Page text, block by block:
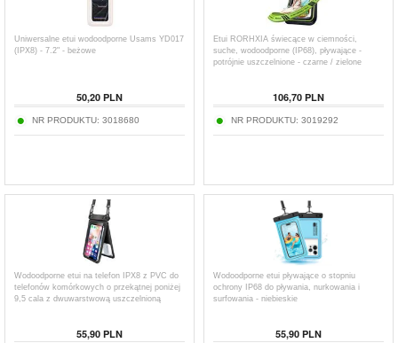
Uniwersalne etui wodoodporne Usams YD017
(IPX8) - 7.2" - beżowe
50,20 PLN
NR PRODUKTU: 3018680
Etui RORHXIA świecące w ciemności,
suche, wodoodporne (IP68), pływające -
potrójnie uszczelnione - czarne / zielone
106,70 PLN
NR PRODUKTU: 3019292
Wodoodporne etui na telefon IPX8 z PVC do
telefonów komórkowych o przekątnej poniżej
9,5 cala z dwuwarstwową uszczelnioną
55,90 PLN
Wodoodporne etui pływające o stopniu
ochrony IP68 do pływania, nurkowania i
surfowania - niebieskie
55,90 PLN